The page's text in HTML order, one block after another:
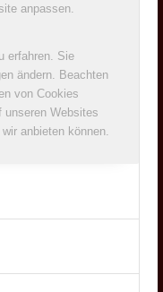
anpassen.
erfahren. Sie
ändern. Beachten
von Cookies
unseren Websites
anbieten können.